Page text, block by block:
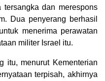
tersangka dan merespons
Dua penyerang berhasil
menerima perawatan
militer Israel itu.
itu, menurut Kementerian
terpisah, akhirnya